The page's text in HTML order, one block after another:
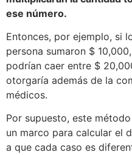
ese número.
Entonces, por ejemplo, si
persona sumaron $
podrían caer entre $
otorgaría además de la
médicos.
Por supuesto, este
un marco para calcular el
a que cada caso es